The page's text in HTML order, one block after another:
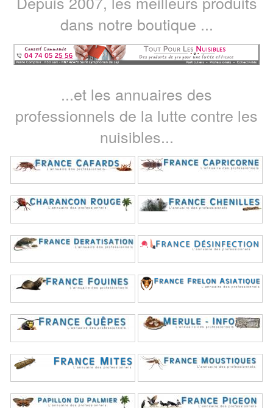
dans notre boutique ...
...et les annuaires des
professionnels de la lutte contre les
nuisibles...